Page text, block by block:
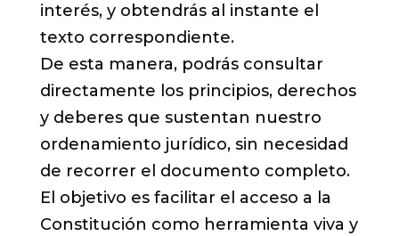
interés, y obtendrás al instante el
texto correspondiente.
De esta manera, podrás consultar
directamente los principios, derechos
y deberes que sustentan nuestro
ordenamiento jurídico, sin necesidad
de recorrer el documento completo.
El objetivo es facilitar el acceso a la
Constitución como herramienta viva y